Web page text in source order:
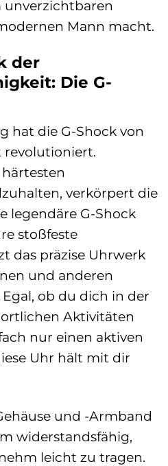
Mann macht.
der
Die G-
hat die G-Shock von
revolutioniert.
verkörpert die
legendäre G-Shock
stoßfeste
das präzise Uhrwerk
und anderen
ob du dich in der
Aktivitäten
nur einen aktiven
Uhr hält mit dir
und -Armband
widerstandsfähig,
leicht zu tragen.